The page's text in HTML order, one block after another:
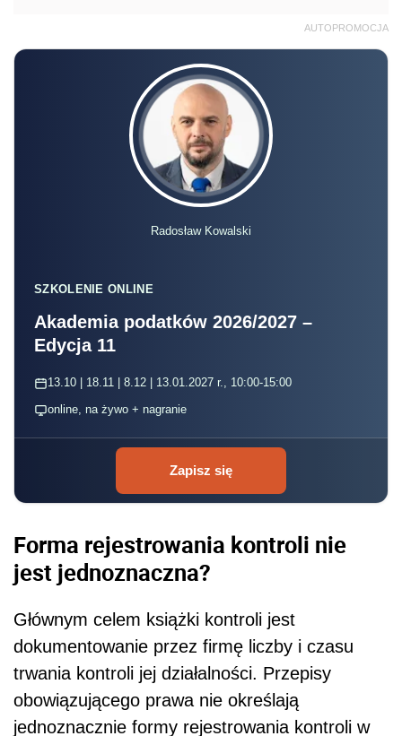
AUTOPROMOCJA
Radosław Kowalski
SZKOLENIE ONLINE
Akademia podatków 2026/2027 –
Edycja 11
13.10 | 18.11 | 8.12 | 13.01.2027 r., 10:00-15:00
online, na żywo + nagranie
Zapisz się
Forma rejestrowania kontroli nie
jest jednoznaczna?
Głównym celem książki kontroli jest
dokumentowanie przez firmę liczby i czasu
trwania kontroli jej działalności. Przepisy
obowiązującego prawa nie określają
jednoznacznie formy rejestrowania kontroli w